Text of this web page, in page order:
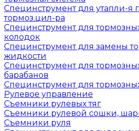
Специнструмент для утапли-я
тормоз.цил-ра
Специнструмент для
колодок
Специнструмент для замены
жидкости
Специнструмент для
барабанов
Специнструмент для
Рулевое управление
Съемники рулевых тяг
Съемники рулевой сошки,
Съемники руля